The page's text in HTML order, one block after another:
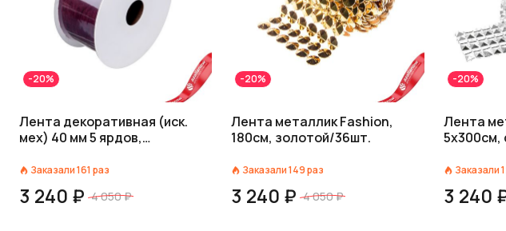
-20%
Лента декоративная (иск.
мех) 40 мм 5 ярдов,
Заказали161 раз
3 240 ₽ 4 050 ₽
-20%
Лента металлик Fashion,
180см, золотой/36шт.
Заказали149раз
3 240 ₽ 4 050 ₽
-20%
Лента
5х300см,
Заказали
3 240